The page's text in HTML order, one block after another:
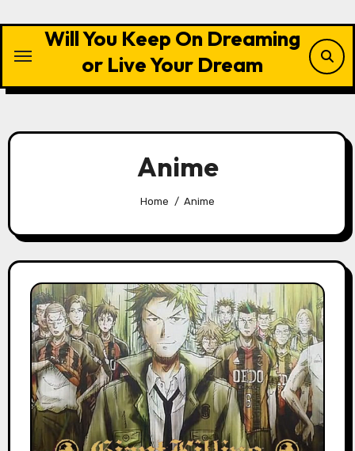
content
Will You Keep On Dreaming
or Live Your Dream
Anime
Home Anime